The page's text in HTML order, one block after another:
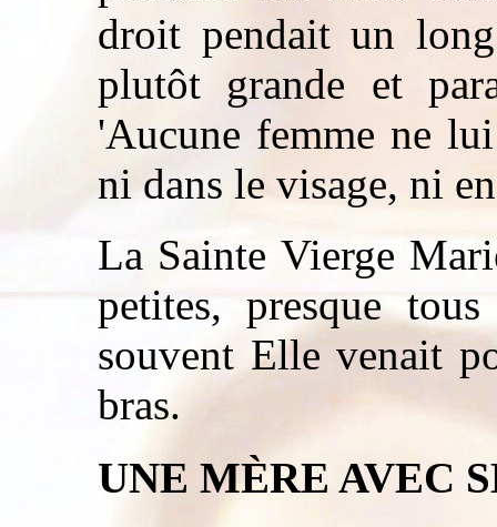
droit pendait un
plutôt grande et
'Aucune femme ne
ni dans le visage, ni
La Sainte Vierge
petites, presque
souvent Elle venait
bras.
UNE MÈRE AVEC